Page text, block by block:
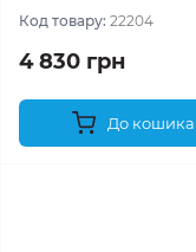
Код товару: 22204
4 830 грн
До кошика